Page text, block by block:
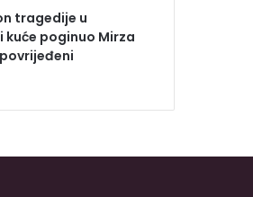
tragedije u
kuće poginuo Mirza